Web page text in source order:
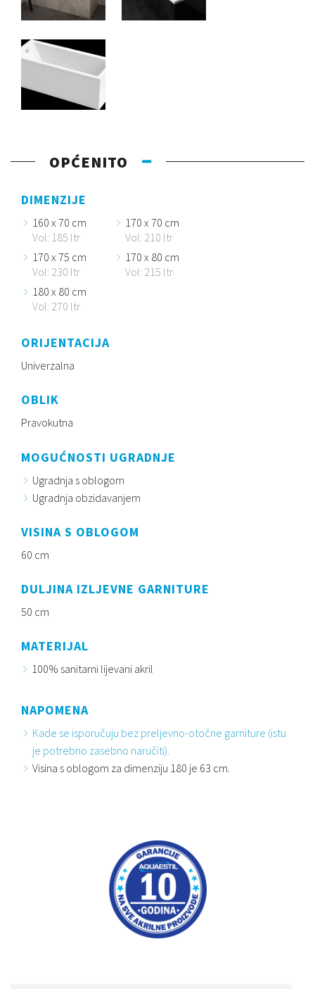
OPĆENITO
DIMENZIJE
160 x 70 cm
Vol: 185 ltr
170 x 70 cm
Vol: 210 ltr
170 x 75 cm
Vol: 230 ltr
170 x 80 cm
Vol: 215 ltr
180 x 80 cm
Vol: 270 ltr
ORIJENTACIJA
Univerzalna
OBLIK
Pravokutna
MOGUĆNOSTI UGRADNJE
Ugradnja s oblogom
Ugradnja obzidavanjem
VISINA S OBLOGOM
60 cm
DULJINA IZLJEVNE GARNITURE
50 cm
MATERIJAL
100% sanitarni lijevani akril
NAPOMENA
Kade se isporučuju bez preljevno-otočne garniture (istu
je potrebno zasebno naručiti).
Visina s oblogom za dimenziju 180 je 63 cm.